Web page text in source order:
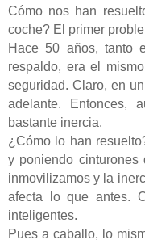
Cómo nos han
coche? El primer
Hace 50 años, tanto
respaldo, era el
seguridad. Claro, en
adelante. Entonces,
bastante inercia.
¿Cómo lo han
y poniendo cinturones
inmovilizamos y la
afecta lo que antes.
inteligentes.
Pues a caballo, lo